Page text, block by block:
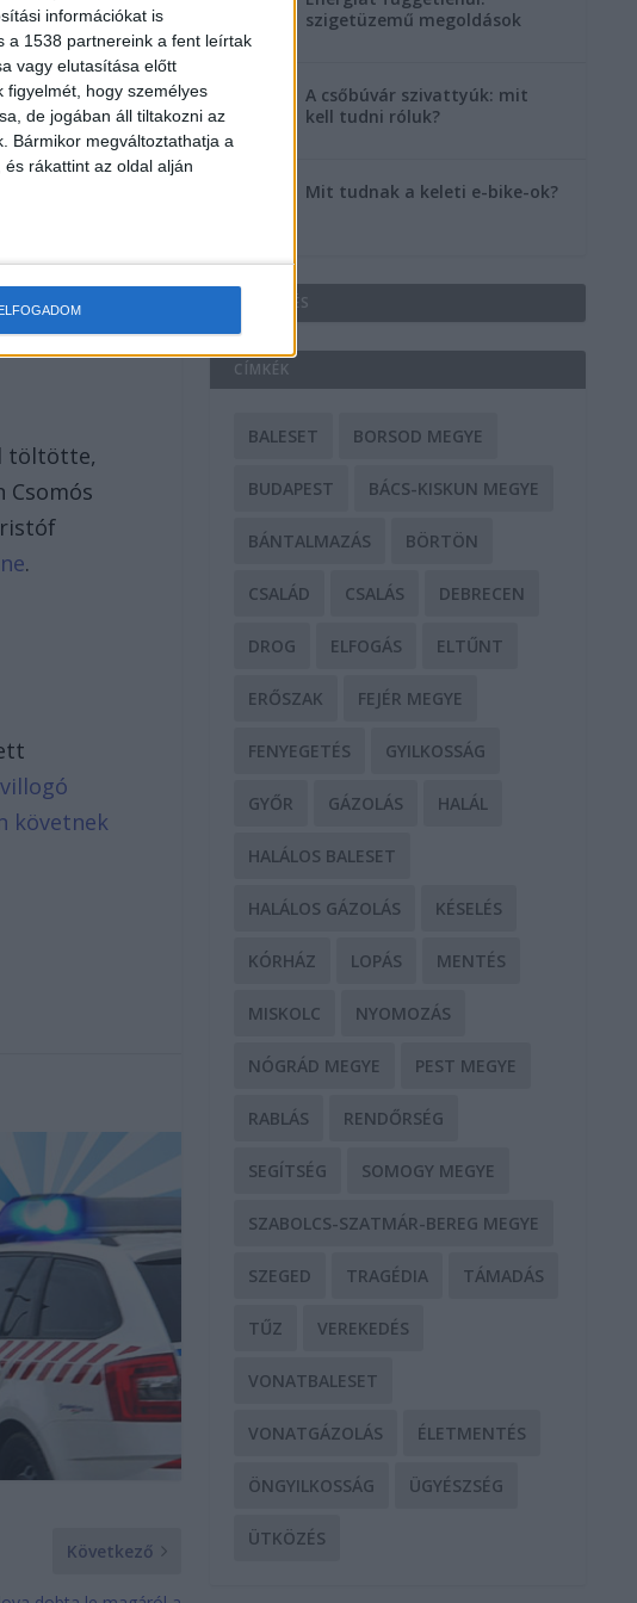
információkat is
a 1538 partnereink a fent leírtak
vagy elutasítása előtt
figyelmét, hogy személyes
de jogában áll tiltakozni az
Bármikor megváltoztathatja a
rákattint az oldal alján
töltötte,
Csomós
.
követnek
Következő
szigetüzemű megoldások
A csőbúvár szivattyúk: mit
kell tudni róluk?
Mit tudnak a keleti e-bike-ok?
HIRDETÉS
CÍMKÉK
BALESET BORSOD MEGYE
BUDAPEST BÁCS-KISKUN MEGYE
BÁNTALMAZÁS BÖRTÖN
CSALÁD CSALÁS DEBRECEN
DROG ELFOGÁS ELTŰNT
ERŐSZAK FEJÉR MEGYE
FENYEGETÉS GYILKOSSÁG
GYŐR GÁZOLÁS HALÁL
HALÁLOS BALESET
HALÁLOS GÁZOLÁS KÉSELÉS
KÓRHÁZ LOPÁS MENTÉS
MISKOLC NYOMOZÁS
NÓGRÁD MEGYE PEST MEGYE
RABLÁS RENDŐRSÉG
SEGÍTSÉG SOMOGY MEGYE
SZABOLCS-SZATMÁR-BEREG MEGYE
SZEGED TRAGÉDIA TÁMADÁS
TŰZ VEREKEDÉS
VONATBALESET
VONATGÁZOLÁS ÉLETMENTÉS
ÖNGYILKOSSÁG ÜGYÉSZSÉG
ÜTKÖZÉS